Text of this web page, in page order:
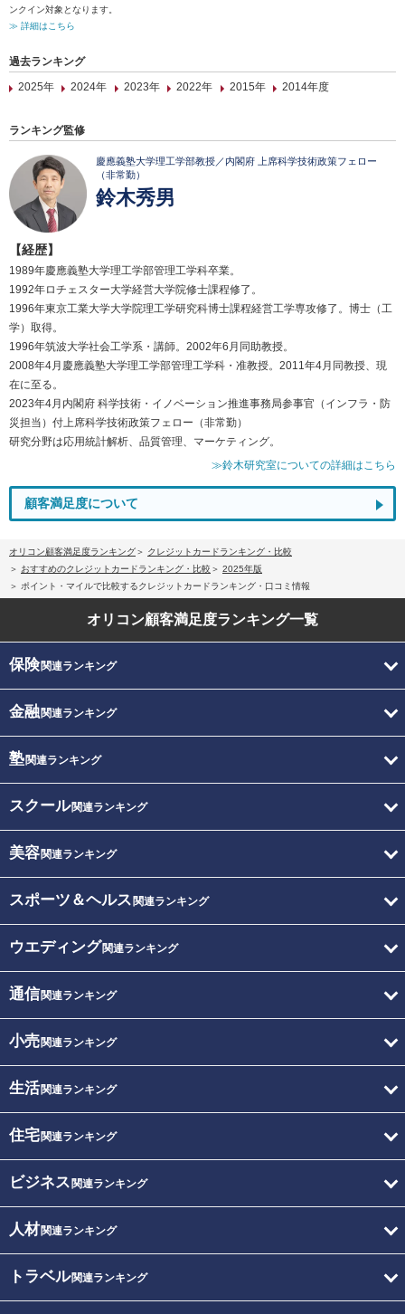
ンクイン対象となります。
≫ 詳細はこちら
過去ランキング
2025年
2024年 2023年 2022年 2015年 2014年度
ランキング監修
慶應義塾大学理工学部教授／内閣府 上席科学技術政策フェロー
（非常勤）
鈴木秀男
【経歴】
1989年慶應義塾大学理工学部管理工学科卒業。
1992年ロチェスター大学経営大学院修士課程修了。
1996年東京工業大学大学院理工学研究科博士課程経営工学専攻修了。博士（工
学）取得。
1996年筑波大学社会工学系・講師。2002年6月同助教授。
2008年4月慶應義塾大学理工学部管理工学科・准教授。2011年4月同教授、現
在に至る。
2023年4月内閣府 科学技術・イノベーション推進事務局参事官（インフラ・防
災担当）付上席科学技術政策フェロー（非常勤）
研究分野は応用統計解析、品質管理、マーケティング。
≫鈴木研究室についての詳細はこちら
顧客満足度について
オリコン顧客満足度ランキング
クレジットカードランキング・比較
おすすめのクレジットカードランキング・比較
2025年版
ポイント・マイルで比較するクレジットカードランキング・口コミ情報
オリコン顧客満足度ランキング一覧
保険関連ランキング
金融関連ランキング
塾関連ランキング
スクール関連ランキング
美容関連ランキング
スポーツ＆ヘルス 関連ランキング
ウエディング関連ランキング
通信関連ランキング
小売関連ランキング
生活関連ランキング
住宅関連ランキング
ビジネス 関連ランキング
人材関連ランキング
トラベル関連ランキング